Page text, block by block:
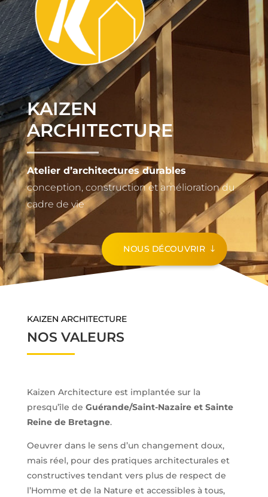
KAIZEN
ARCHITECTURE
Atelier d’architectures durables
conception, construction et amélioration du
cadre de vie
NOUS DÉCOUVRIR
KAIZEN ARCHITECTURE
NOS VALEURS
Kaizen Architecture est implantée sur la
presqu’île de Guérande/Saint-Nazaire et Sainte
Reine de Bretagne.
Oeuvrer dans le sens d’un changement doux,
mais réel, pour des pratiques architecturales et
constructives tendant vers plus de respect de
l’Homme et de la Nature et accessibles à tous,